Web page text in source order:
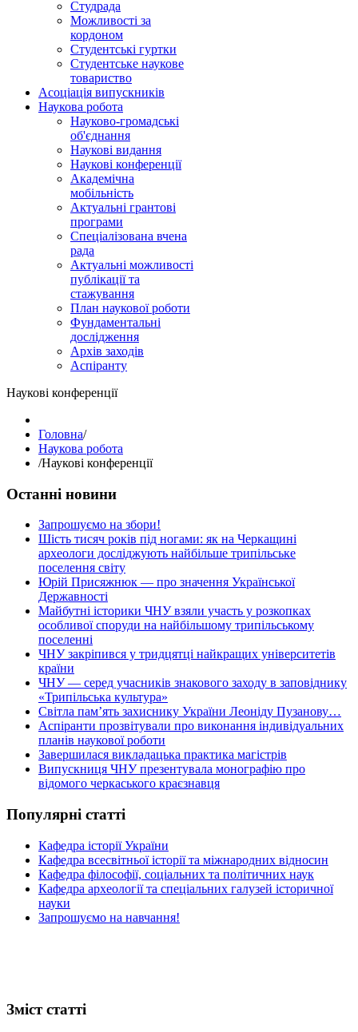
Студрада
Можливості за
кордоном
Студентські гуртки
Студентське наукове
товариство
Асоціація випускників
Наукова робота
Науково-громадські
об'єднання
Наукові видання
Наукові конференції
Академічна
мобільність
Актуальні грантові
програми
Спеціалізована вчена
рада
Актуальні можливості
публікації та
стажування
План наукової роботи
Фундаментальні
дослідження
Архів заходів
Аспіранту
Наукові конференції
Головна/
Наукова робота
/Наукові конференції
Останні новини
Запрошуємо на збори!
Шість тисяч років під ногами: як на Черкащині
археологи досліджують найбільше трипільське
поселення світу
Юрій Присяжнюк — про значення Української
Державності
Майбутні історики ЧНУ взяли участь у розкопках
особливої споруди на найбільшому трипільському
поселенні
ЧНУ закріпився у тридцятці найкращих університетів
країни
ЧНУ — серед учасників знакового заходу в заповіднику
«Трипільська культура»
Світла пам’ять захиснику України Леоніду Пузанову…
Аспіранти прозвітували про виконання індивідуальних
планів наукової роботи
Завершилася викладацька практика магістрів
Випускниця ЧНУ презентувала монографію про
відомого черкаського краєзнавця
Популярні статті
Кафедра історії України
Кафедра всесвітньої історії та міжнародних відносин
Кафедра філософії, соціальних та політичних наук
Кафедра археології та спеціальних галузей історичної
науки
Запрошуємо на навчання!
Зміст статті